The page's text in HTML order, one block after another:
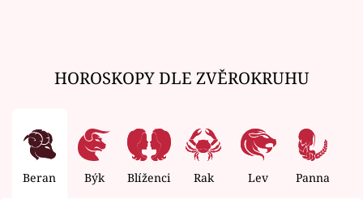
HOROSKOPY DLE ZVĚROKRUHU
Beran Býk Blíženci Rak Lev Panna